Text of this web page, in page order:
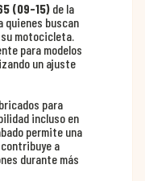
(09-15) de la
quienes buscan
motocicleta.
para modelos
un ajuste
para
incluso en
permite una
a
durante más